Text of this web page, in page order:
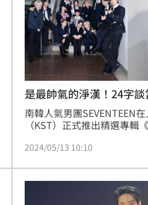
是最帥氣的淨漢！24字
疼
南韓人氣男團SEVENTEEN
（KST）正式推出精選專輯
會，卻沒想到11日簽售會上
題，讓粉絲雖然心疼，但也
淨漢！」
2024/05/13 10:10